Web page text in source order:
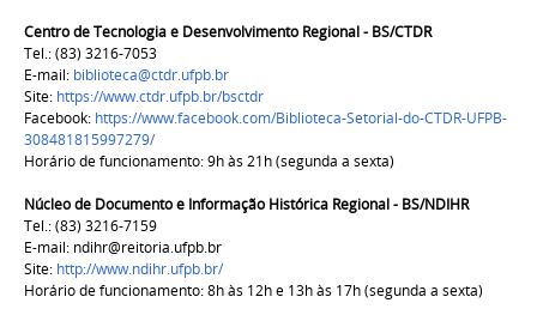
Centro de Tecnologia e Desenvolvimento Regional - BS/CTDR
Tel.: (83) 3216-7053
E-mail: biblioteca@ctdr.ufpb.br
Site: https://www.ctdr.ufpb.br/bsctdr
Facebook: https://www.facebook.com/Biblioteca-Setorial-do-CTDR-UFPB-
308481815997279/
Horário de funcionamento: 9h às 21h (segunda a sexta)
Núcleo de Documento e Informação Histórica Regional - BS/NDIHR
Tel.: (83) 3216-7159
E-mail: ndihr@reitoria.ufpb.br
Site: http://www.ndihr.ufpb.br/
Horário de funcionamento: 8h às 12h e 13h às 17h (segunda a sexta)